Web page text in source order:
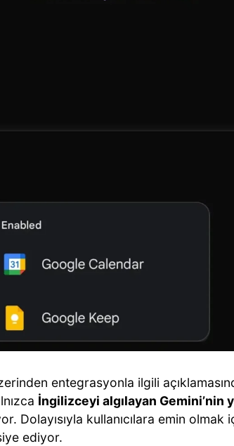
entegrasyonla ilgili
İngilizceyi algılayan Gemini’nin
Dolayısıyla kullanıcılara emin olmak
ediyor.